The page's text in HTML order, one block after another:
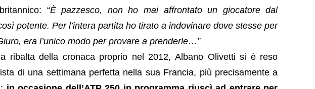
“È pazzesco, non ho mai affrontato un giocatore dal
potente. Per l’intera partita ho tirato a indovinare dove stesse per
era l’unico modo per provare a prenderle…”
ribalta della cronaca proprio nel 2012, Albano Olivetti si è reso
di una settimana perfetta nella sua Francia, più precisamente a